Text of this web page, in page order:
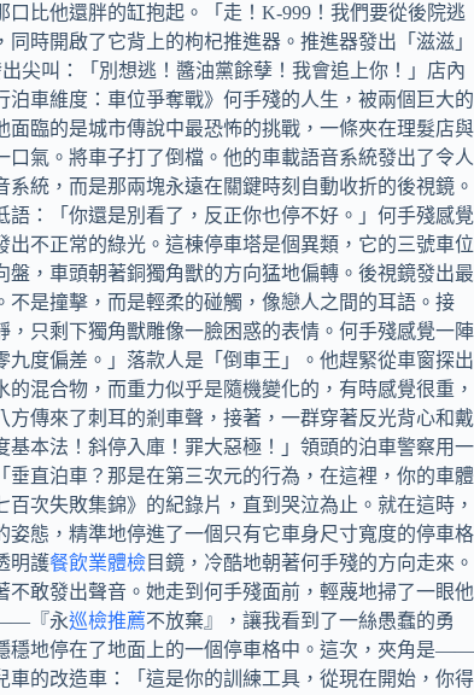
比他還胖的缸抱起。「走！K-999！我們要從後院逃
時開啟了它背上的枸杞推進器。推進器發出「滋滋」
尖叫：「別想逃！醬油黨餘孽！我會追上你！」店內
車維度：車位爭奪戰》何手殘的人生，被兩個巨大的
臨的是城市傳說中最恐怖的挑戰，一條夾在理髮店與
氣。將車子打了倒檔。他的車載語音系統發出了令人
統，而是那兩塊永遠在關鍵時刻自動收折的後視鏡。
：「你還是別看了，反正你也停不好。」何手殘感覺
不正常的綠光。這棟停車塔是個異類，它的三號車位
，車頭朝著銅獨角獸的方向猛地偏轉。後視鏡發出最
是撞擊，而是輕柔的碰觸，像戀人之間的耳語。接
只剩下獨角獸雕像一臉困惑的表情。何手殘感覺一陣
度偏差。」落款人是「倒車王」。他趕緊從車窗探出
混合物，而重力似乎是隨機變化的，有時感覺很重，
方傳來了刺耳的剎車聲，接著，一群穿著反光背心和戴
本法！斜停入庫！罪大惡極！」領頭的泊車警察用一
直泊車？那是在第三次元的行為，在這裡，你的車體
次失敗集錦》的紀錄片，直到哭泣為止。就在這時，
態，精準地停進了一個只有它車身尺寸寬度的停車格
明護餐飲業體檢目鏡，冷酷地朝著何手殘的方向走來。
敢發出聲音。她走到何手殘面前，輕蔑地掃了一眼他
——『永巡檢推薦不放棄』，讓我看到了一絲愚蠢的勇
穩地停在了地面上的一個停車格中。這次，夾角是——
的改造車：「這是你的訓練工具，從現在開始，你得